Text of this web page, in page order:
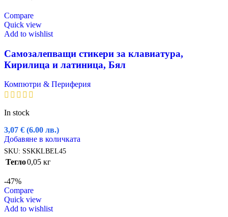
Compare
Quick view
Add to wishlist
Самозалепващи стикери за клавиатура,
Кирилица и латиница, Бял
Компютри & Периферия
In stock
3,07 € (6.00 лв.)
Добавяне в количката
SKU: SSKKLBEL45
Тегло0,05 кг
-47%
Compare
Quick view
Add to wishlist